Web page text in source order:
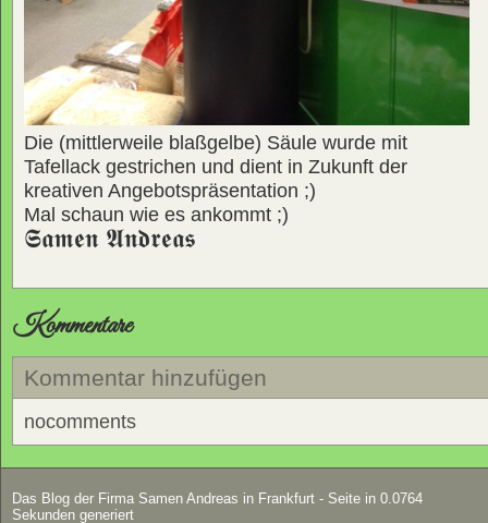
Die (mittlerweile blaßgelbe) Säule wurde mit
Tafellack gestrichen und dient in Zukunft der
kreativen Angebotspräsentation ;)
Mal schaun wie es ankommt ;)
𝕾𝖆𝖒𝖊𝖓 𝕬𝖓𝖉𝖗𝖊𝖆𝖘
Kommentare
Kommentar hinzufügen
nocomments
Das Blog der Firma Samen Andreas in Frankfurt - Seite in 0.0764
Sekunden generiert